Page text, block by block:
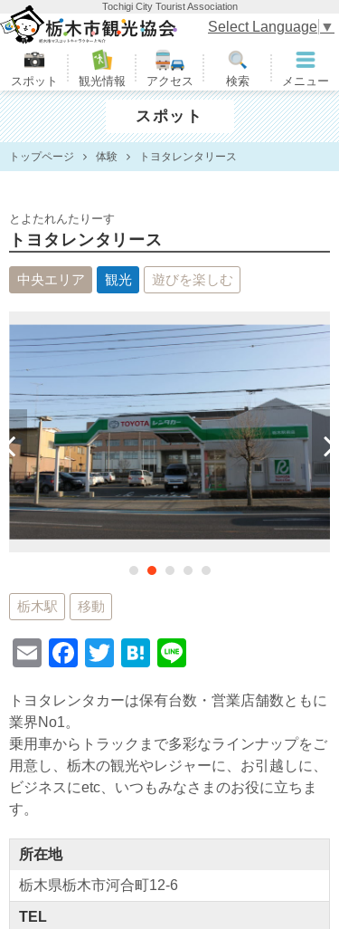
Tochigi City Tourist Association
栃木市観光協会
スポット 観光情報 アクセス 検索 メニュー
Select Language ▼
スポット
トップページ 体験 トヨタレンタリース
とよたれんたりーす
トヨタレンタリース
中央エリア 観光 遊びを楽しむ
栃木駅 移動
E
ail
F
c
e
b
o
T
tt
er
H
e
n
a
e
トヨタレンタカーは保有台数・営業店舗数ともに
業界No1。
乗用車からトラックまで多彩なラインナップをご
用意し、栃木の観光やレジャーに、お引越しに、
ビジネスにetc、いつもみなさまのお役に立ちま
す。
所在地
栃木県栃木市河合町12-6
TEL